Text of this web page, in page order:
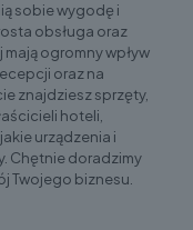
sobie wygodę i
obsługa oraz
ogromny wpływ
oraz na
znajdziesz sprzęty,
hoteli,
urządzenia i
Chętnie doradzimy
Twojego biznesu.